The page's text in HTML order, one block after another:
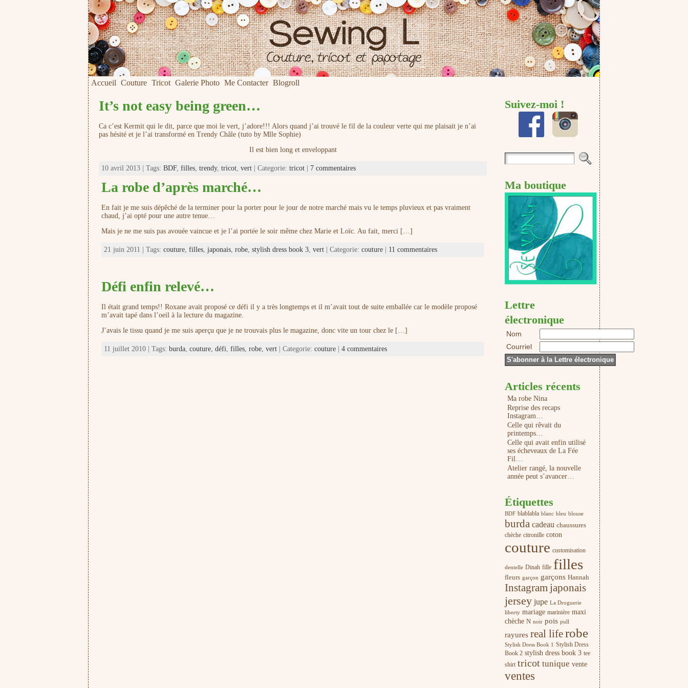
Accueil Couture Tricot Galerie Photo Me Contacter Blogroll
It’s not easy being green…
Ca c’est Kermit qui le dit, parce que moi le vert, j’adore!!! Alors quand j’ai trouvé le fil de la couleur verte qui me plaisait je n’ai
pas hésité et je l’ai transformé en Trendy Châle (tuto by Mlle Sophie)
Il est bien long et enveloppant
10 avril 2013 | Tags: BDF, filles, trendy, tricot, vert | Categorie: tricot 7 commentaires
La robe d’après marché…
En fait je me suis dépêché de la terminer pour la porter pour le jour de notre marché mais vu le temps pluvieux et pas vraiment
chaud, j’ai opté pour une autre tenue…
Mais je ne me suis pas avouée vaincue et je l’ai portée le soir même chez Marie et Loïc. Au fait, merci […]
21 juin 2011 | Tags: couture, filles, japonais, robe, stylish dress book 3, vert | Categorie: couture 11 commentaires
Défi enfin relevé…
Il était grand temps!! Roxane avait proposé ce défi il y a très longtemps et il m’avait tout de suite emballée car le modèle proposé
m’avait tapé dans l’oeil à la lecture du magazine.
J’avais le tissu quand je me suis aperçu que je ne trouvais plus le magazine, donc vite un tour chez le […]
11 juillet 2010 | Tags: burda, couture, défi, filles, robe, vert | Categorie: couture 4 commentaires
Suivez-moi !
Ma boutique
Lettre
électronique
Nom
Courriel
Articles récents
Ma robe Nina
Reprise des recaps
Instagram…
Celle qui rêvait du
printemps…
Celle qui avait enfin utilisé
ses écheveaux de La Fée
Fil…
Atelier rangé, la nouvelle
année peut s’avancer…
Étiquettes
BDF blablabla blanc bleu blouse
burda cadeau chaussures
chèche citronille coton
couture customisation
dentelle Dinah fille filles
fleurs garçon garçons Hannah
Instagram japonais
jersey jupe La Droguerie
liberty mariage marinière maxi
chèche N noir pois pull
rayures real liferobe
Stylish Dress Book 1 Stylish Dress
Book 2 stylish dress book 3 tee
shirt tricot tunique vente
ventes